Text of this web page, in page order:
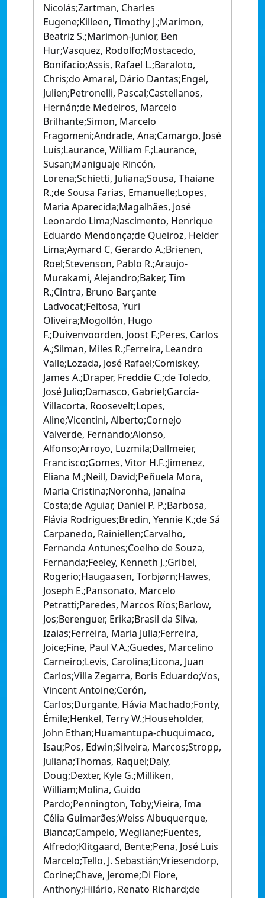
Nicolás;Zartman, Charles
Eugene;Killeen, Timothy J.;Marimon,
Beatriz S.;Marimon-Junior, Ben
Hur;Vasquez, Rodolfo;Mostacedo,
Bonifacio;Assis, Rafael L.;Baraloto,
Chris;do Amaral, Dário Dantas;Engel,
Julien;Petronelli, Pascal;Castellanos,
Hernán;de Medeiros, Marcelo
Brilhante;Simon, Marcelo
Fragomeni;Andrade, Ana;Camargo, José
Luís;Laurance, William F.;Laurance,
Susan;Maniguaje Rincón,
Lorena;Schietti, Juliana;Sousa, Thaiane
R.;de Sousa Farias, Emanuelle;Lopes,
Maria Aparecida;Magalhães, José
Leonardo Lima;Nascimento, Henrique
Eduardo Mendonça;de Queiroz, Helder
Lima;Aymard C, Gerardo A.;Brienen,
Roel;Stevenson, Pablo R.;Araujo-
Murakami, Alejandro;Baker, Tim
R.;Cintra, Bruno Barçante
Ladvocat;Feitosa, Yuri
Oliveira;Mogollón, Hugo
F.;Duivenvoorden, Joost F.;Peres, Carlos
A.;Silman, Miles R.;Ferreira, Leandro
Valle;Lozada, José Rafael;Comiskey,
James A.;Draper, Freddie C.;de Toledo,
José Julio;Damasco, Gabriel;García-
Villacorta, Roosevelt;Lopes,
Aline;Vicentini, Alberto;Cornejo
Valverde, Fernando;Alonso,
Alfonso;Arroyo, Luzmila;Dallmeier,
Francisco;Gomes, Vitor H.F.;Jimenez,
Eliana M.;Neill, David;Peñuela Mora,
Maria Cristina;Noronha, Janaína
Costa;de Aguiar, Daniel P. P.;Barbosa,
Flávia Rodrigues;Bredin, Yennie K.;de Sá
Carpanedo, Rainiellen;Carvalho,
Fernanda Antunes;Coelho de Souza,
Fernanda;Feeley, Kenneth J.;Gribel,
Rogerio;Haugaasen, Torbjørn;Hawes,
Joseph E.;Pansonato, Marcelo
Petratti;Paredes, Marcos Ríos;Barlow,
Jos;Berenguer, Erika;Brasil da Silva,
Izaias;Ferreira, Maria Julia;Ferreira,
Joice;Fine, Paul V.A.;Guedes, Marcelino
Carneiro;Levis, Carolina;Licona, Juan
Carlos;Villa Zegarra, Boris Eduardo;Vos,
Vincent Antoine;Cerón,
Carlos;Durgante, Flávia Machado;Fonty,
Émile;Henkel, Terry W.;Householder,
John Ethan;Huamantupa-chuquimaco,
Isau;Pos, Edwin;Silveira, Marcos;Stropp,
Juliana;Thomas, Raquel;Daly,
Doug;Dexter, Kyle G.;Milliken,
William;Molina, Guido
Pardo;Pennington, Toby;Vieira, Ima
Célia Guimarães;Weiss Albuquerque,
Bianca;Campelo, Wegliane;Fuentes,
Alfredo;Klitgaard, Bente;Pena, José Luis
Marcelo;Tello, J. Sebastián;Vriesendorp,
Corine;Chave, Jerome;Di Fiore,
Anthony;Hilário, Renato Richard;de